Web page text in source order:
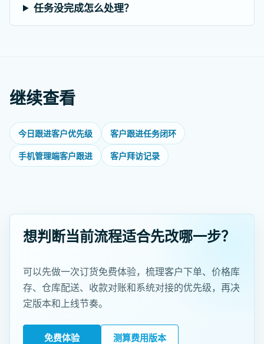
任务没完成怎么处理？
继续查看
今日跟进客户优先级
客户跟进任务闭环
手机管理端客户跟进
客户拜访记录
想判断当前流程适合先改哪一步？
可以先做一次订货免费体验，梳理客户下单、价格库
存、仓库配送、收款对账和系统对接的优先级，再决
定版本和上线节奏。
免费体验 测算费用版本